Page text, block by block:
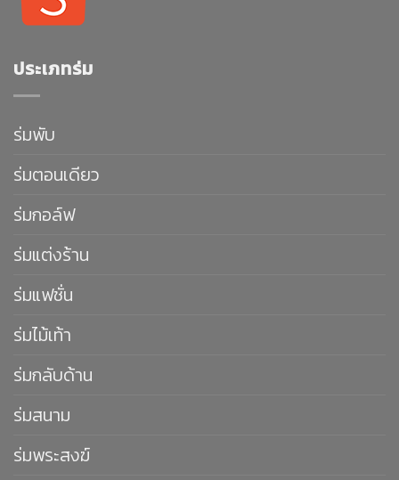
ประเภทร่ม
ร่มพับ
ร่มตอนเดียว
ร่มกอล์ฟ
ร่มแต่งร้าน
ร่มแฟชั่น
ร่มไม้เท้า
ร่มกลับด้าน
ร่มสนาม
ร่มพระสงฆ์